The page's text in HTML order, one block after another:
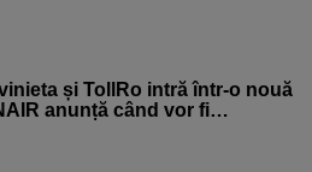
și TollRo intră într-o nouă
anunță când vor fi…